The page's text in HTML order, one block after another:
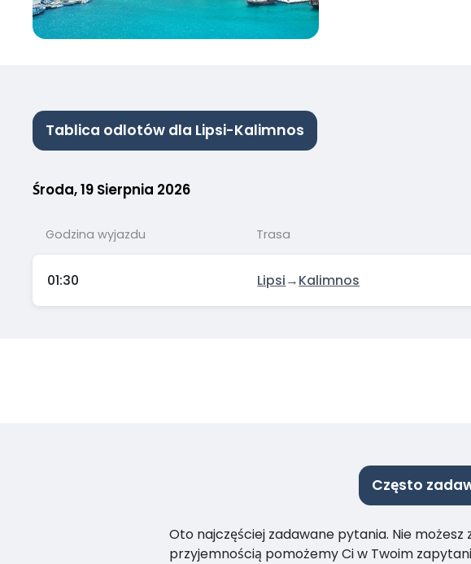
Tablica odlotów dla Lipsi-Kalimnos
Środa, 19 Sierpnia 2026
Godzina wyjazdu Trasa
01:30 Lipsi→Kalimnos
Często
Oto najczęściej zadawane pytania. Nie możesz
przyjemnością pomożemy Ci w Twoim